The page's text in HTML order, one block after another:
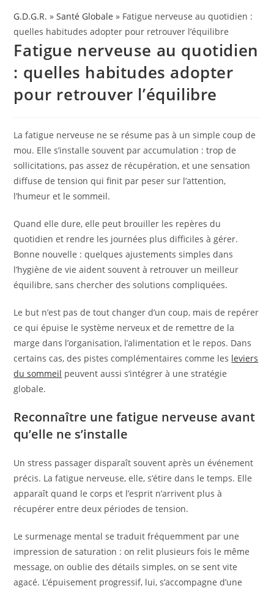
G.D.G.R. »Santé Globale » Fatigue nerveuse au quotidien :
quelles habitudes adopter pour retrouver l’équilibre
Fatigue nerveuse au quotidien
: quelles habitudes adopter
pour retrouver l’équilibre
La fatigue nerveuse ne se résume pas à un simple coup de
mou. Elle s’installe souvent par accumulation : trop de
sollicitations, pas assez de récupération, et une sensation
diffuse de tension qui finit par peser sur l’attention,
l’humeur et le sommeil.
Quand elle dure, elle peut brouiller les repères du
quotidien et rendre les journées plus difficiles à gérer.
Bonne nouvelle : quelques ajustements simples dans
l’hygiène de vie aident souvent à retrouver un meilleur
équilibre, sans chercher des solutions compliquées.
Le but n’est pas de tout changer d’un coup, mais de repérer
ce qui épuise le système nerveux et de remettre de la
marge dans l’organisation, l’alimentation et le repos. Dans
certains cas, des pistes complémentaires comme les leviers
du sommeil peuvent aussi s’intégrer à une stratégie
globale.
Reconnaître une fatigue nerveuse avant
qu’elle ne s’installe
Un stress passager disparaît souvent après un événement
précis. La fatigue nerveuse, elle, s’étire dans le temps. Elle
apparaît quand le corps et l’esprit n’arrivent plus à
récupérer entre deux périodes de tension.
Le surmenage mental se traduit fréquemment par une
impression de saturation : on relit plusieurs fois le même
message, on oublie des détails simples, on se sent vite
agacé. L’épuisement progressif, lui, s’accompagne d’une